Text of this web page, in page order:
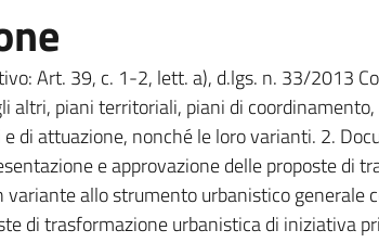
Art. 39, c. 1-2, lett. a), d.lgs. n. 33/2013
altri, piani territoriali, piani di
di attuazione, nonché le loro varianti. 2.
e approvazione delle proposte di
variante allo strumento urbanistico generale
di trasformazione urbanistica di iniziativa